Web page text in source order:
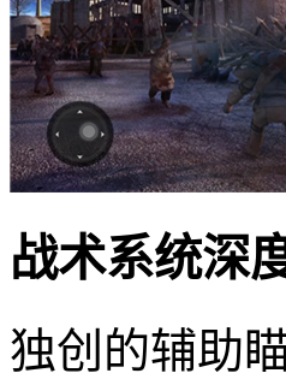
战术系统深
独创的辅助